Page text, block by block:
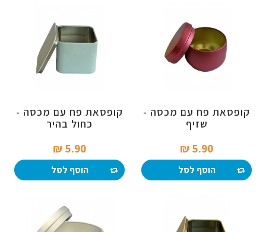
קופסאת פח עם מכסה -
שזיף
5.90 ₪‎
הוסף לסל
קופסאת פח עם מכסה -
כחול בהיר
5.90 ₪‎
הוסף לסל